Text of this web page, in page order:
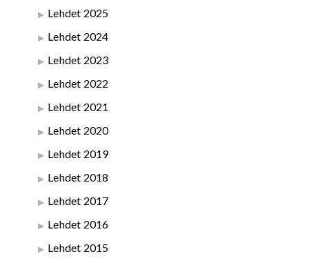
Lehdet 2025
Lehdet 2024
Lehdet 2023
Lehdet 2022
Lehdet 2021
Lehdet 2020
Lehdet 2019
Lehdet 2018
Lehdet 2017
Lehdet 2016
Lehdet 2015